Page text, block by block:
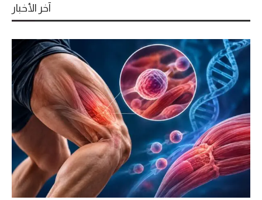
آخر الأخبار